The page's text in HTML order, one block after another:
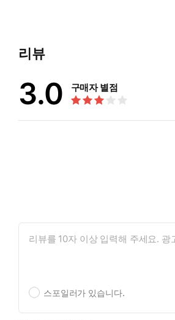
리뷰
3.0 구매자 별점
스포일러가 있습니다.